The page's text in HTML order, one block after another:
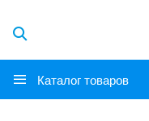
Каталог товаров